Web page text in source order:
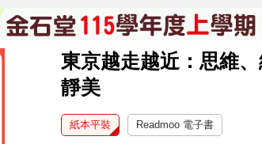
東京越走越近：思維
靜美
紙本平裝 Readmoo 電子書